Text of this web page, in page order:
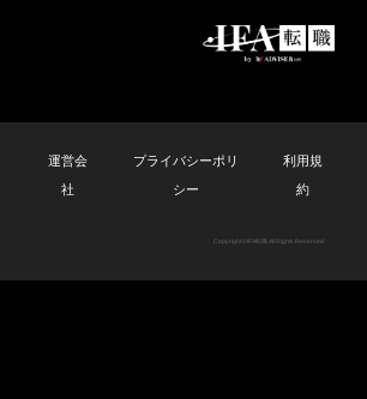
運営会
社
プライバシーポリ
シー
利用規
約
Copyright ©︎IFA転職 All Rights Reserved.